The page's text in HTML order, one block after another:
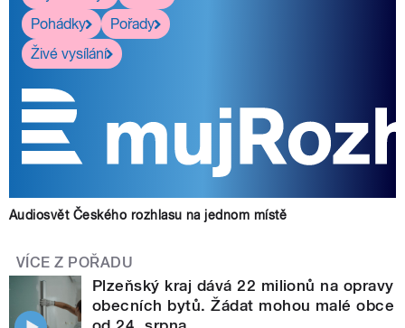
Pohádky
Pořady
Živé vysílání
Audiosvět Českého rozhlasu na jednom místě
VÍCE Z POŘADU
Plzeňský kraj dává 22 milionů na opravy
obecních bytů. Žádat mohou malé obce